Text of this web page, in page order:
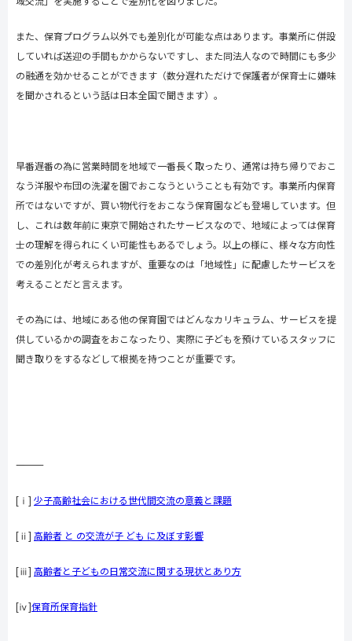
また、保育プログラム以外でも差別化が可能な点はあります。事業所に併設
していれば送迎の手間もかからないですし、また同法人なので時間にも多少
の融通を効かせることができます（数分遅れただけで保護者が保育士に嫌味
を聞かされるという話は日本全国で聞きます）。
早番遅番の為に営業時間を地域で一番長く取ったり、通常は持ち帰りでおこ
なう洋服や布団の洗濯を園でおこなうということも有効です。事業所内保育
所ではないですが、買い物代行をおこなう保育園なども登場しています。但
し、これは数年前に東京で開始されたサービスなので、地域によっては保育
士の理解を得られにくい可能性もあるでしょう。以上の様に、様々な方向性
での差別化が考えられますが、重要なのは「地域性」に配慮したサービスを
考えることだと言えます。
その為には、地域にある他の保育園ではどんなカリキュラム、サービスを提
供しているかの調査をおこなったり、実際に子どもを預けているスタッフに
聞き取りをするなどして根拠を持つことが重要です。
―――――――――――――
[ⅰ] 少子高齢社会における世代間交流の意義と課題
[ⅱ] 高齢者 と の交流が子 ども に及ぼす影響
[ⅲ] 高齢者と子どもの日常交流に関する現状とあり方
[ⅳ]保育所保育指針